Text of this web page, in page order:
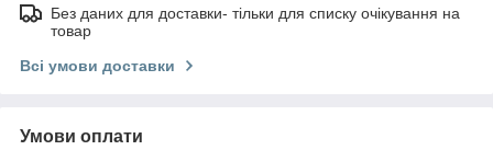
Без даних для доставки- тільки для списку очікування на
товар
Всі умови доставки
Умови оплати